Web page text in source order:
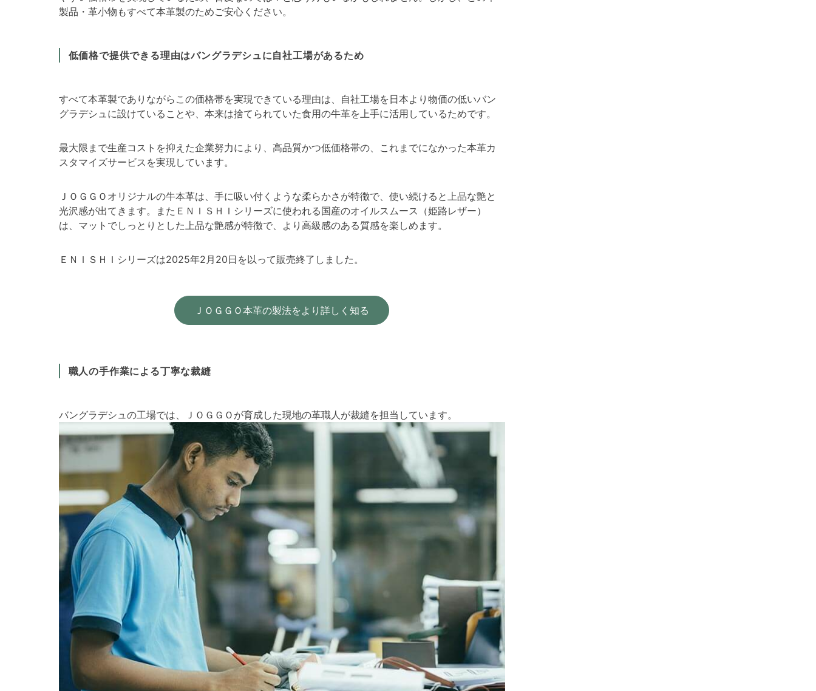
製品・革小物もすべて本革製のためご安心ください。
低価格で提供できる理由はバングラデシュに自社工場があるため
すべて本革製でありながらこの価格帯を実現できている理由は、自社工場を日本より物価の低いバン
グラデシュに設けていることや、本来は捨てられていた食用の牛革を上手に活用しているためです。
最大限まで生産コストを抑えた企業努力により、高品質かつ低価格帯の、これまでになかった本革カ
スタマイズサービスを実現しています。
ＪＯＧＧＯオリジナルの牛本革は、手に吸い付くような柔らかさが特徴で、使い続けると上品な艶と
光沢感が出てきます。またＥＮＩＳＨＩシリーズに使われる国産のオイルスムース（姫路レザー）
は、マットでしっとりとした上品な艶感が特徴で、より高級感のある質感を楽しめます。
ＥＮＩＳＨＩシリーズは2025年2月20日を以って販売終了しました。
ＪＯＧＧＯ本革の製法をより詳しく知る
職人の手作業による丁寧な裁縫
バングラデシュの工場では、ＪＯＧＧＯが育成した現地の革職人が裁縫を担当しています。